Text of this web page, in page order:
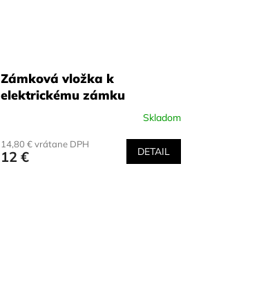
Zámková vložka k
elektrickému zámku
Skladom
14,80 € vrátane DPH
12 € DETAIL